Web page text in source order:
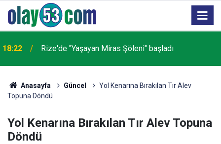
18:22 Rize'de "Yaşayan Miras Şöleni" başladı
Anasayfa Güncel
Yol Kenarına Bırakılan Tır Alev
Topuna Döndü
Yol Kenarına Bırakılan Tır Alev Topuna
Döndü